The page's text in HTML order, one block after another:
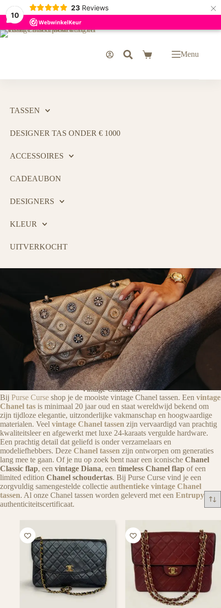
10
23 Reviews ×
Menu
TASSEN
DESIGNER TAS ONDER € 1000
ACCESSOIRES
CADEAUBON
DESIGNERS
KLEUR
UITVERKOCHT
PURSE CURSE
Tovert een lach op het gezicht van
iedere tassen liefhebber
Vintage Chanel tas
Bij Purse Curse shop je de mooiste vintage Chanel tassen. Een vintage
Chanel tas is minimaal 20 jaar oud en staat wereldwijd bekend om
zijn tijdloze elegantie, uitzonderlijke vakmanschap en hoogwaardige
materialen. Veel vintage Chanel tassen zijn vervaardigd van prachtig
kwaliteitsleer en afgewerkt met luxe 24-karaats vergulde hardware.
Een prachtig detail dat geliefd is onder verzamelaars en
modeliefhebbers. Deze Chanel tassen zijn ontworpen om generaties
lang mee te gaan. Of je nu op zoek bent naar een iconische Chanel
Classic flap, een vintage Diana, een timeless Chanel flap of een
limited edition Chanel schoudertas. Bij Purse Curse vind je een
zorgvuldig samengestelde collectie authentieke vintage Chanel
tassen. Al onze Chanel tassen worden geleverd met een Entrupy
authenticiteitscertificaat.